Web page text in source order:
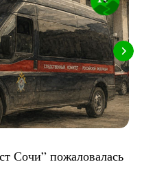
Сочи” пожаловалась